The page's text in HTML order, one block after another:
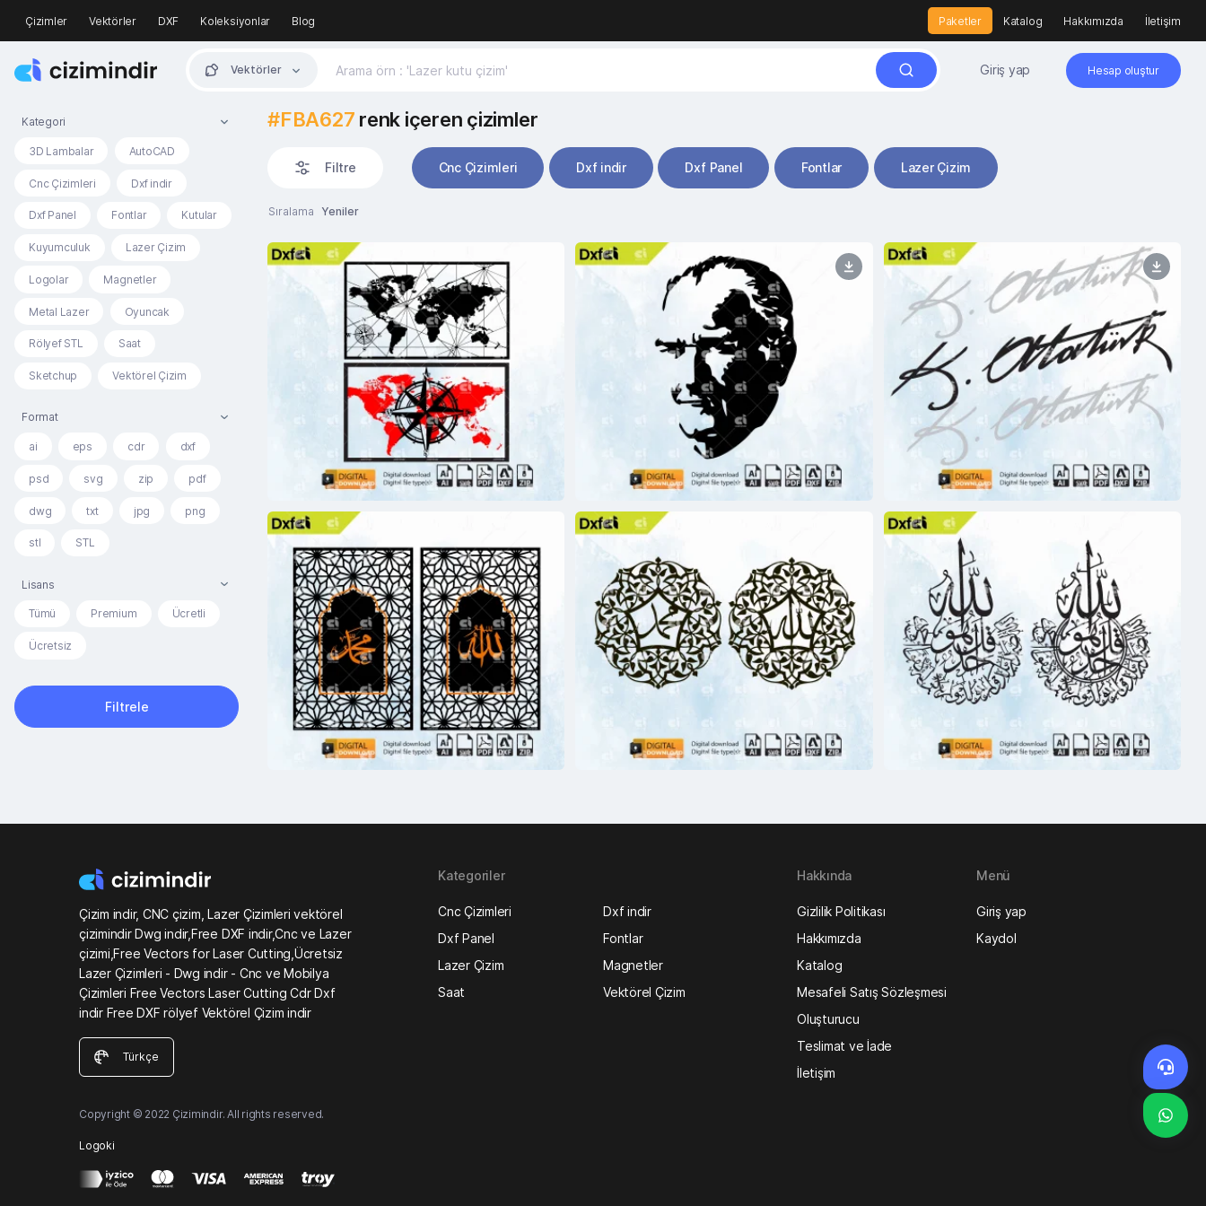
Çizimler Vektörler DXF Koleksiyonlar Blog Paketler Katalog Hakkımızda İletişim
Vektörler Giriş yap Hesap oluştur
Kategori
3D Lambalar AutoCAD
Cnc Çizimleri Dxf indir
Dxf Panel Fontlar Kutular
Kuyumculuk Lazer Çizim
Logolar Magnetler
Metal Lazer Oyuncak
Rölyef STL Saat
Sketchup Vektörel Çizim
Format
ai eps cdr dxf
psd svg zip pdf
dwg txt jpg png
stl STL
Lisans
Tümü Premium Ücretli
Ücretsiz
Filtrele
#FBA627 renk içeren çizimler
Filtre Cnc Çizimleri Dxf indir Dxf Panel Fontlar Lazer Çizim
Sıralama Yeniler
Çizim indir, CNC çizim, Lazer Çizimleri vektörel
çizimindir Dwg indir,Free DXF indir,Cnc ve Lazer
çizimi,Free Vectors for Laser Cutting,Ücretsiz
Lazer Çizimleri - Dwg indir - Cnc ve Mobilya
Çizimleri Free Vectors Laser Cutting Cdr Dxf
indir Free DXF rölyef Vektörel Çizim indir
Türkçe
Copyright © 2022 Çizimindir. All rights reserved.
Logoki
Kategoriler
Cnc Çizimleri
Dxf indir
Dxf Panel
Fontlar
Lazer Çizim
Magnetler
Saat
Vektörel Çizim
Hakkında
Gizlilik Politikası
Hakkımızda
Katalog
Mesafeli Satış Sözleşmesi
Oluşturucu
Teslimat ve İade
İletişim
Menü
Giriş yap
Kaydol